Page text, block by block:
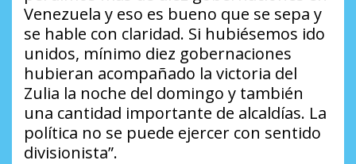
Venezuela y eso es bueno que se sepa y
se hable con claridad. Si hubiésemos ido
unidos, mínimo diez gobernaciones
hubieran acompañado la victoria del
Zulia la noche del domingo y también
una cantidad importante de alcaldías. La
política no se puede ejercer con sentido
divisionista”.